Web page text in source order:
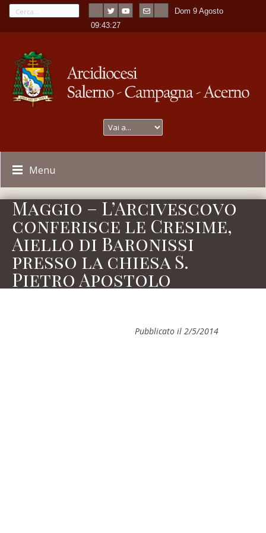
Dom 9 Agosto
-09:43:27
Menu
Maggio – L’Arcivescovo
conferisce le Cresime,
Aiello di Baronissi
presso la chiesa S.
Pietro Apostolo
Pubblicato il 2/5/2014